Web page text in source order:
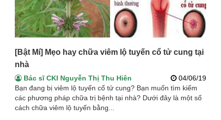
[Bật Mí] Mẹo hay chữa viêm lộ tuyến cổ tử cung tại
nhà
Bác sĩ CKI Nguyễn Thị Thu Hiên
04/06/19
Bạn đang bị viêm lộ tuyến cổ tử cung? Bạn muốn tìm kiếm
các phương pháp chữa trị bệnh tại nhà? Dưới đây là một số
cách chữa viêm lộ tuyến bằng...